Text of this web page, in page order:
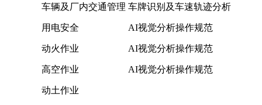
车辆及厂内交通管理 车牌识别及车速轨迹分析
用电安全 AI视觉分析操作规范
动火作业 AI视觉分析操作规范
高空作业 AI视觉分析操作规范
动土作业